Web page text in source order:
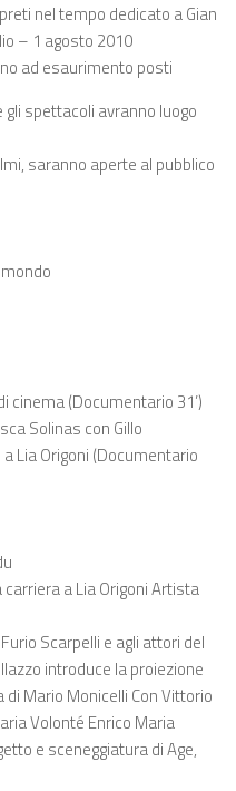
nel tempo dedicato a Gian
– 1 agosto 2010
ad esaurimento posti
spettacoli avranno luogo
saranno aperte al pubblico
cinema (Documentario 31’)
Solinas con Gillo
Lia Origoni (Documentario
a Lia Origoni Artista
Scarpelli e agli attori del
introduce la proiezione
di Mario Monicelli Con Vittorio
Volonté Enrico Maria
e sceneggiatura di Age,